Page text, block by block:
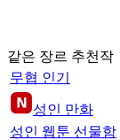
같은 장르 추천작
무협 인기
성인 만화
성인 웹툰 선물함